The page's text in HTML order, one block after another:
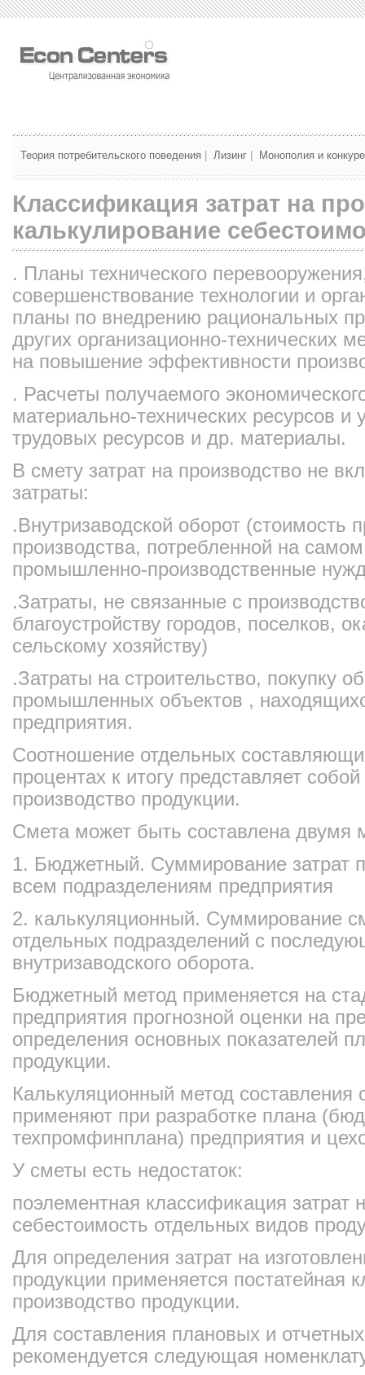
Теория потребительского поведения Лизинг Монополия и
Классификация затрат на
калькулирование
. Планы технического
совершенствование технологии и
планы по внедрению рациональных
других организационно-технических
на повышение эффективности
. Расчеты получаемого
материально-технических ресурсов и
трудовых ресурсов и др. материалы.
В смету затрат на производство не
затраты:
.Внутризаводской оборот (стоимость
производства, потребленной на
промышленно-производственные
.Затраты, не связанные с
благоустройству городов, поселков,
сельскому хозяйству)
.Затраты на строительство, покупку
промышленных объектов ,
предприятия.
Соотношение отдельных
процентах к итогу представляет собой
производство продукции.
Смета может быть составлена двумя
1. Бюджетный. Суммирование затрат
всем подразделениям предприятия
2. калькуляционный. Суммирование
отдельных подразделений с
внутризаводского оборота.
Бюджетный метод применяется на
предприятия прогнозной оценки на
определения основных показателей
продукции.
Калькуляционный метод составления
применяют при разработке плана
техпромфинплана) предприятия и
У сметы есть недостаток:
поэлементная классификация затрат
себестоимость отдельных видов
Для определения затрат на
продукции применяется постатейная
производство продукции.
Для составления плановых и
рекомендуется следующая